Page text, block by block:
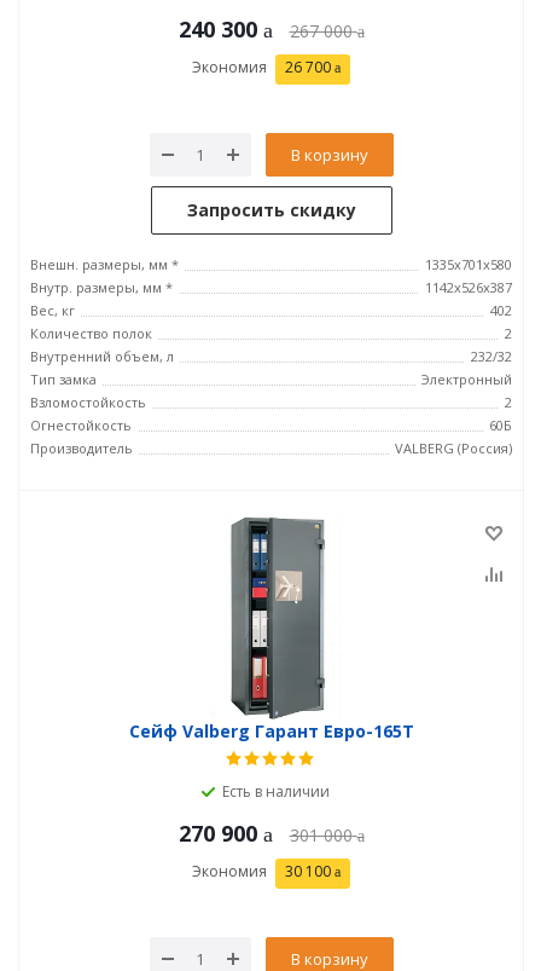
240 300 267 000
Экономия 26 700
В корзину
Запросить скидку
Внешн. размеры, мм *
1335x701x580
Внутр. размеры, мм *
1142х526х387
Вес, кг
402
Количество полок
2
Внутренний объем, л
232/32
Тип замка
Электронный
Взломостойкость
2
Огнестойкость
60Б
Производитель
VALBERG (Россия)
Сейф Valberg Гарант Евро-165Т
Есть в наличии
270 900 301 000
Экономия 30 100
В корзину